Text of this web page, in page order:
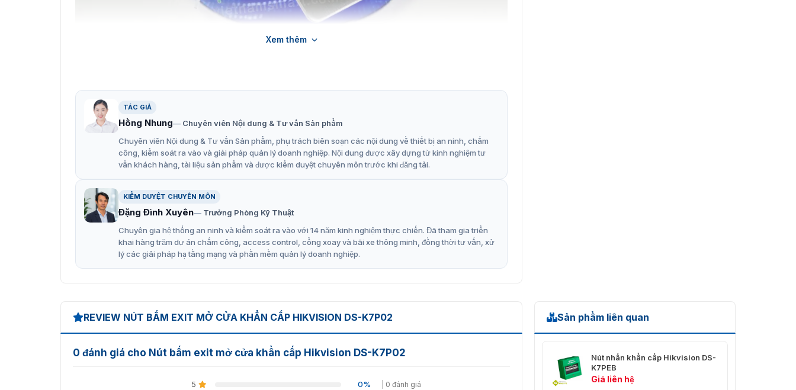
Tính năng nổi bật của nút bấm exit mở cửa khẩn cấp DS-K7P02
Hikvision DS-K7P02 được đánh giá cao nhờ sự bền bỉ và độ tin cậy vượt trội với các tính năng kỹ thuật
sau:
Nút nhấn mở cửa thiết kế nhỏ gọn, phù hợp nhiều không gian lắp đặt.
Chất liệu hợp kim nhôm phun cát, tăng độ bền và chống mài mòn.
Hỗ trợ nguồn tối đa 36VDC 3A, tương thích nhiều hệ thống khóa cửa.
Tích hợp ngõ ra NO NC COM, dễ dàng kết nối thiết bị kiểm soát.
Độ bền cao với 500.000 lần nhấn, đảm bảo hiệu suất sử dụng.
Phù hợp lắp đặt cho khung cửa rỗng và hộp điện âm tường.
Đặt mua nút bấm DS-K7P02 chính hãng tại VietnamSmart
Nút nhấn khẩn cấp Hikvision DS-K7P02 là giải pháp an toàn đáng tin cậy được cung cấp bởi
. Hiện sản phẩm nút exit mở cửa này đã và đang được công ty ứng dụng và lắp đặt ở khắp
mọi nơi, mang lại sự an tâm và nâng cao mức độ an ninh cho không gian sống của bạn !!!
Xem thêm
TÁC GIẢ
Hồng Nhung
Chuyên viên Nội dung & Tư vấn Sản phẩm
Chuyên viên Nội dung & Tư vấn Sản phẩm, phụ trách biên soạn các nội dung về thiết bị an ninh, chấm
công, kiểm soát ra vào và giải pháp quản lý doanh nghiệp. Nội dung được xây dựng từ kinh nghiệm tư
vấn khách hàng, tài liệu sản phẩm và được kiểm duyệt chuyên môn trước khi đăng tải.
KIỂM DUYỆT CHUYÊN MÔN
Đặng Đình Xuyên
Trưởng Phòng Kỹ Thuật
Chuyên gia hệ thống an ninh và kiểm soát ra vào với 14 năm kinh nghiệm thực chiến. Đã tham gia triển
khai hàng trăm dự án chấm công, access control, cổng xoay và bãi xe thông minh, đồng thời tư vấn, xử
lý các giải pháp hạ tầng mạng và phần mềm quản lý doanh nghiệp.
REVIEW NÚT BẤM EXIT MỞ CỬA KHẨN CẤP HIKVISION DS-K7P02
0 đánh giá cho Nút bấm exit mở cửa khẩn cấp Hikvision DS-K7P02
5 0% | 0 đánh giá
Sản phẩm liên quan
Nút nhấn khẩn cấp Hikvision DS-
K7PEB
Giá liên hệ